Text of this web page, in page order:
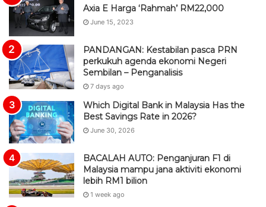
Axia E Harga ‘Rahmah’ RM22,000
June 15, 2023
PANDANGAN: Kestabilan pasca PRN
perkukuh agenda ekonomi Negeri
Sembilan – Penganalisis
7 days ago
Which Digital Bank in Malaysia Has the
Best Savings Rate in 2026?
June 30, 2026
BACALAH AUTO: Penganjuran F1 di
Malaysia mampu jana aktiviti ekonomi
lebih RM1 bilion
1 week ago